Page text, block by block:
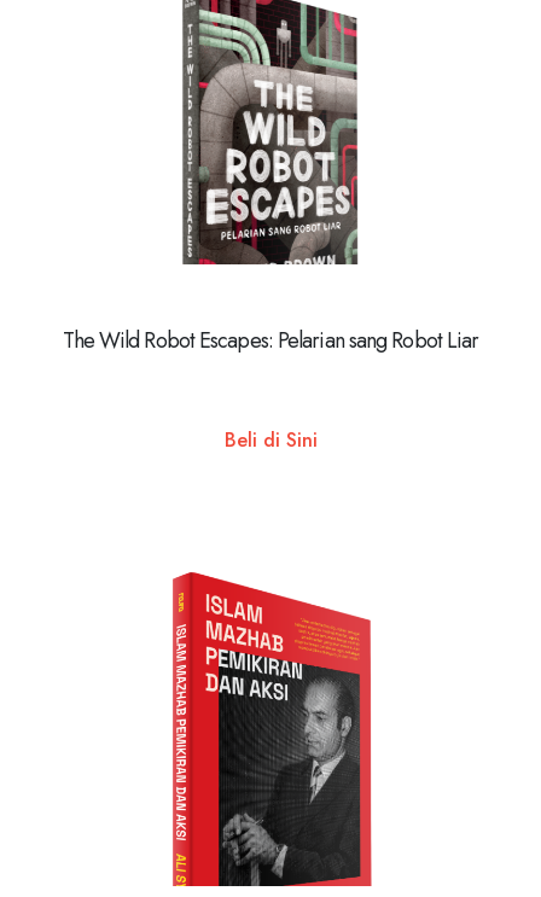
The Wild Robot Escapes: Pelarian sang Robot Liar
Beli di Sini